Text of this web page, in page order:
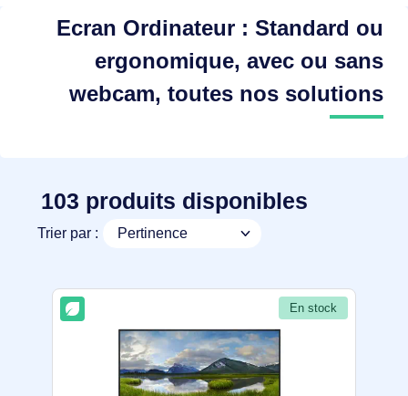
Ecran Ordinateur : Standard ou
ergonomique, avec ou sans
webcam, toutes nos solutions
103 produits disponibles
Trier par :
En stock